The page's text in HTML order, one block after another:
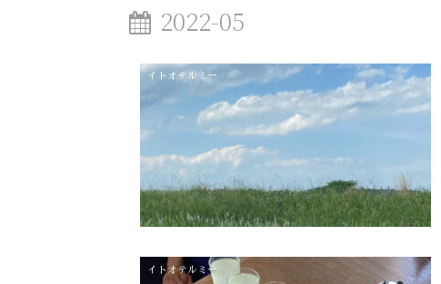
2022-05
イトオテルミー
イトオテルミー